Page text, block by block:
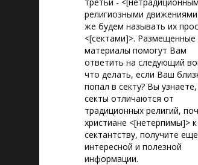
религиозными
же будем называть их
<[сектами]>. Размещенные
материалы помогут Вам
ответить на следующий
что делать, если Ваш
попал в секту? Вы
секты отличаются от
традиционных религий,
христиане <[нетерпимы]> к
сектантству, получите
интересной и полезной
информации.